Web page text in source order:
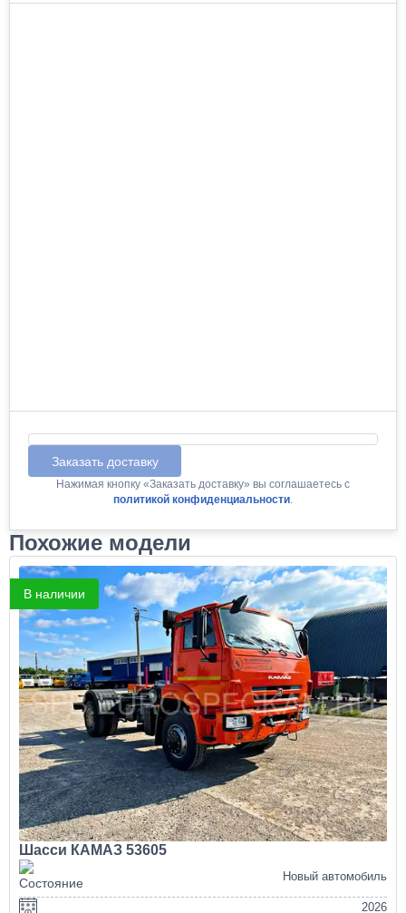
Заказать доставку
Нажимая кнопку «Заказать доставку» вы соглашаетесь с
политикой конфиденциальности.
Похожие модели
В наличии
Шасси КАМАЗ 53605
Новый автомобиль
2026